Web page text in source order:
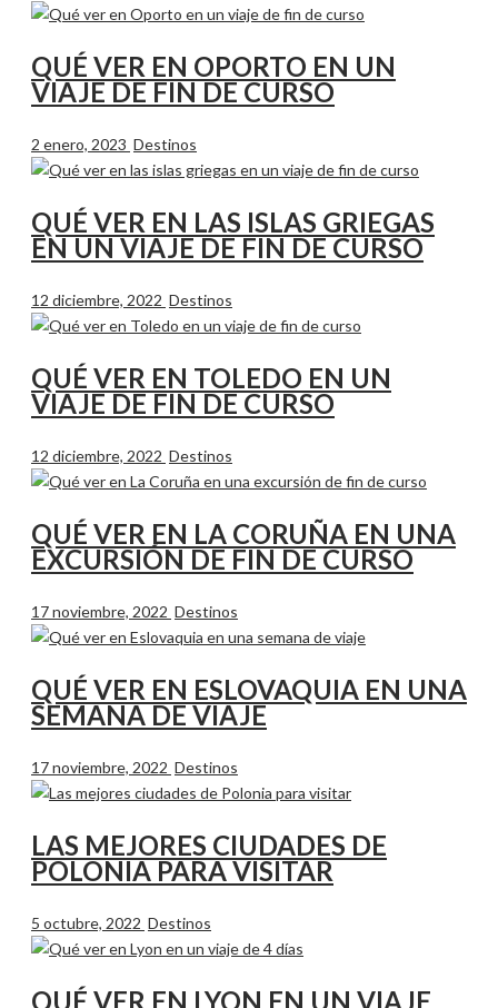
QUÉ VER EN OPORTO EN UN
VIAJE DE FIN DE CURSO
2 enero, 2023 Destinos
QUÉ VER EN LAS ISLAS GRIEGAS
EN UN VIAJE DE FIN DE CURSO
12 diciembre, 2022 Destinos
QUÉ VER EN TOLEDO EN UN
VIAJE DE FIN DE CURSO
12 diciembre, 2022 Destinos
QUÉ VER EN LA CORUÑA EN UNA
EXCURSIÓN DE FIN DE CURSO
17 noviembre, 2022 Destinos
QUÉ VER EN ESLOVAQUIA EN UNA
SEMANA DE VIAJE
17 noviembre, 2022 Destinos
LAS MEJORES CIUDADES DE
POLONIA PARA VISITAR
5 octubre, 2022 Destinos
QUÉ VER EN LYON EN UN VIAJE